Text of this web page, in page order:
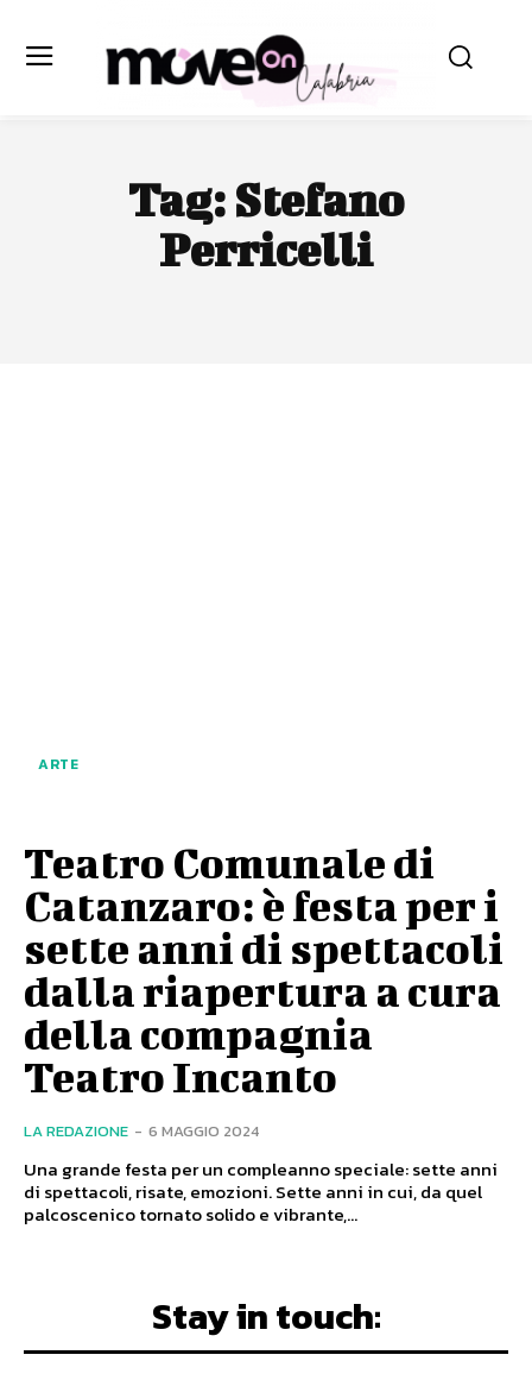
Tag: Stefano
Perricelli
ARTE
Teatro Comunale di
Catanzaro: è festa per i
sette anni di spettacoli
dalla riapertura a cura
della compagnia
Teatro Incanto
LA REDAZIONE - 6 MAGGIO 2024
Una grande festa per un compleanno speciale: sette anni
di spettacoli, risate, emozioni. Sette anni in cui, da quel
palcoscenico tornato solido e vibrante,...
Stay in touch: